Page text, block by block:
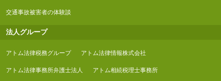
交通事故被害者の体験談
法人グループ
アトム法律税務グループ アトム法律情報株式会社
アトム法律事務所弁護士法人 アトム相続税理士事務所